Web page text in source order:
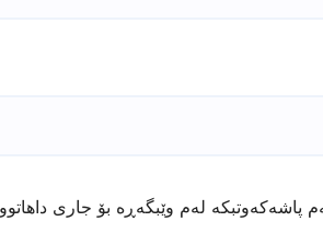
پاشەکەوتبکە لەم وێبگەڕە بۆ جاری